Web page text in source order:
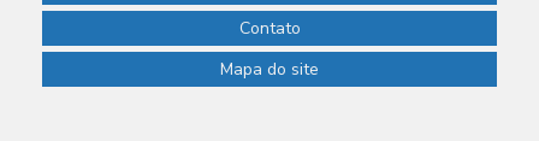
Contato
Mapa do site